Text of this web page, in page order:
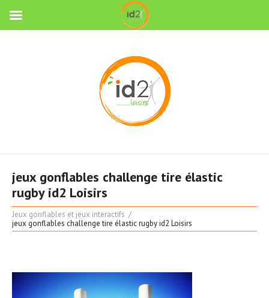
jeux gonflables challenge tire élastic
rugby id2 Loisirs
Jeux gonflables et jeux interactifs
jeux gonflables challenge tire élastic rugby id2 Loisirs